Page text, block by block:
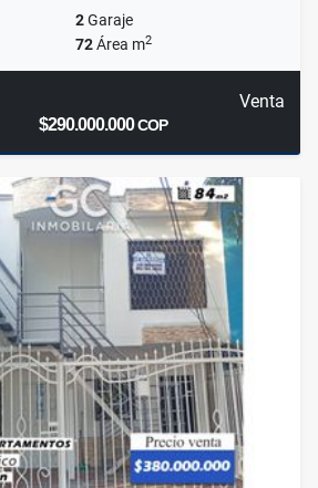
2Garaje
72Área m2
Venta
$290.000.000COP